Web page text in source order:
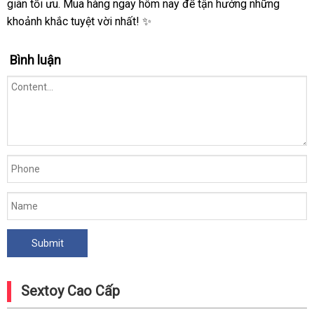
giãn tối ưu. Mua hàng ngay hôm nay để tận hưởng những
khoảnh khắc tuyệt vời nhất! ✨
Bình luận
Sextoy Cao Cấp